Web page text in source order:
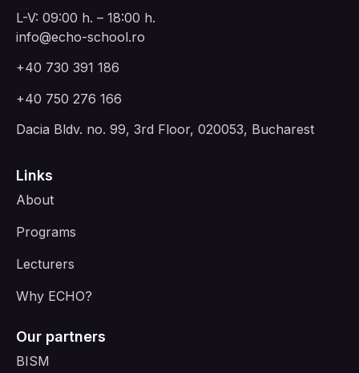
L-V: 09:00 h. – 18:00 h.
info@echo-school.ro
+40 730 391 186
+40 750 276 166
Dacia Bldv. no. 99, 3rd Floor, 020053, Bucharest
Links
About
Programs
Lecturers
Why ECHO?
Our partners
BISM